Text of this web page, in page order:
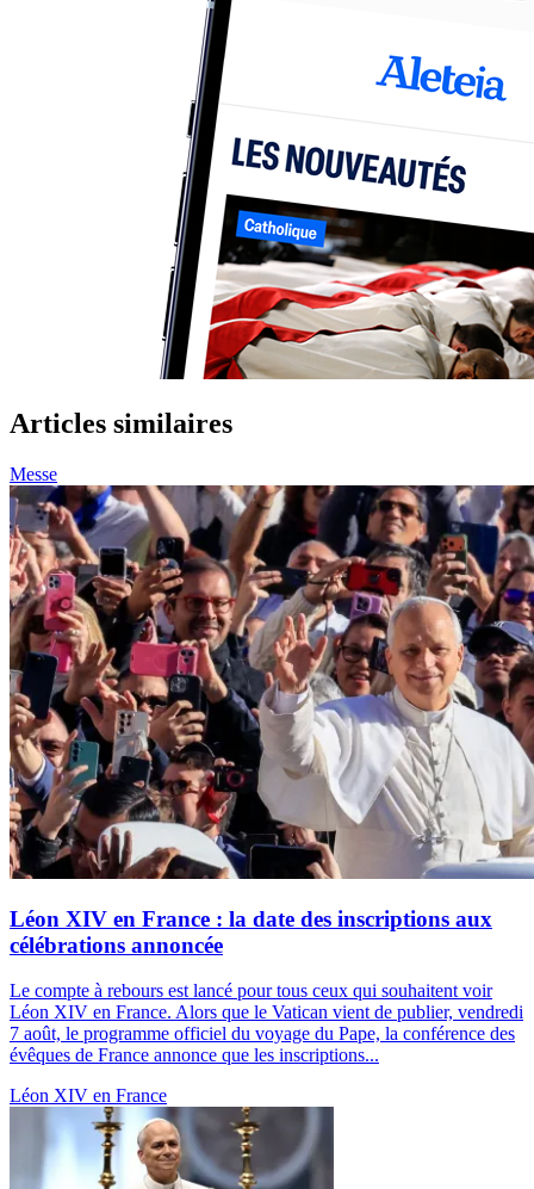
Articles similaires
Messe
Léon XIV en France : la date des inscriptions aux
célébrations annoncée
Le compte à rebours est lancé pour tous ceux qui souhaitent voir
Léon XIV en France. Alors que le Vatican vient de publier, vendredi
7 août, le programme officiel du voyage du Pape, la conférence des
évêques de France annonce que les inscriptions...
Léon XIV en France